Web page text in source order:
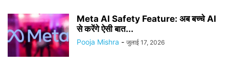
Meta AI Safety Feature: अब बच्चे AI
से करेंगे ऐसी बात...
Pooja Mishra - जुलाई 17, 2026